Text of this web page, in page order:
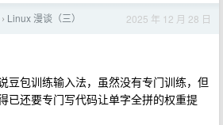
› Linux 漫谈（三） 2025 年 12 月 28 日
豆包训练输入法，虽然没有专门训练，但
已还要专门写代码让单字全拼的权重提